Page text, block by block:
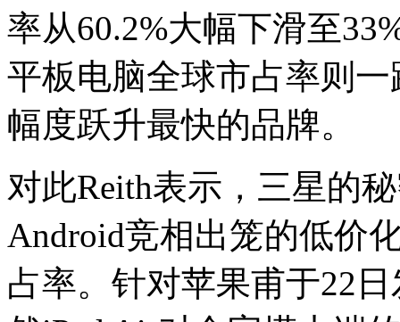
率从60.2%大幅下滑至
平板电脑全球市占率则
幅度跃升最快的品牌。
对此Reith表示，三星的
Android竞相出笼的低价
占率。针对苹果甫于22